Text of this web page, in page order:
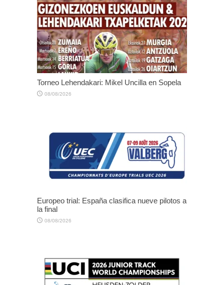
Torneo Lehendakari: Mikel Uncilla en Sopela
08/08/2026
Europeo trial: España clasifica nueve pilotos a
la final
08/08/2026